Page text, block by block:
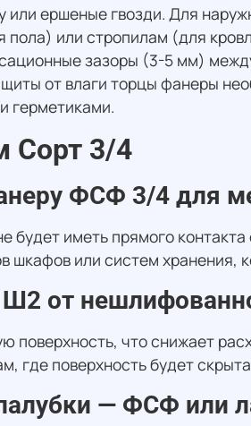
или ершеные гвозди. Для
пола) или стропилам (для
зазоры (3-5 мм)
от влаги торцы фанеры
герметиками.
Сорт 3/4
ФСФ 3/4 для
будет иметь прямого
шкафов или систем
Ш2 от
поверхность, что снижает
где поверхность будет
— ФСФ или